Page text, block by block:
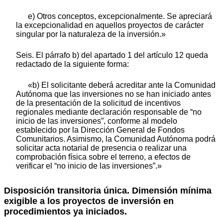
e) Otros conceptos, excepcionalmente. Se apreciará
la excepcionalidad en aquellos proyectos de carácter
singular por la naturaleza de la inversión.»
Seis. El párrafo b) del apartado 1 del artículo 12 queda
redactado de la siguiente forma:
«b) El solicitante deberá acreditar ante la Comunidad
Autónoma que las inversiones no se han iniciado antes
de la presentación de la solicitud de incentivos
regionales mediante declaración responsable de “no
inicio de las inversiones”, conforme al modelo
establecido por la Dirección General de Fondos
Comunitarios. Asimismo, la Comunidad Autónoma podrá
solicitar acta notarial de presencia o realizar una
comprobación física sobre el terreno, a efectos de
verificar el “no inicio de las inversiones”.»
Disposición transitoria única. Dimensión mínima
exigible a los proyectos de inversión en
procedimientos ya iniciados.